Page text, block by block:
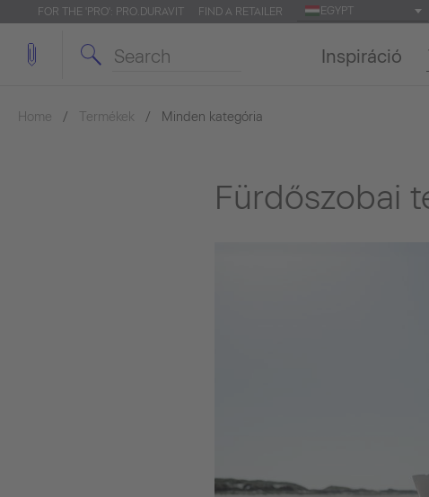
FOR THE 'PRO': PRO.DURAVIT FIND A RETAILER EGYPT
Inspiráció
Home Termékek Minden kategória
Fürdőszobai